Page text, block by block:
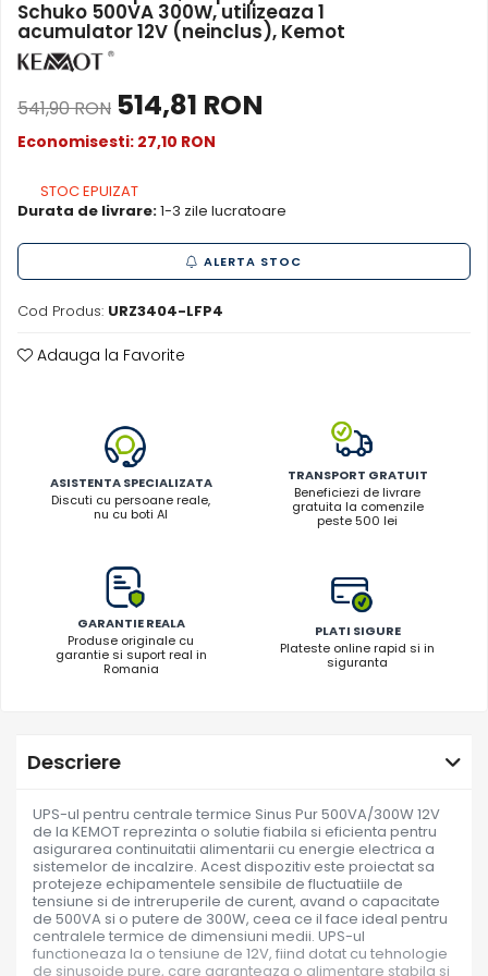
Acumulatori de stocare
Componente sisteme de balcon
Schuko 500VA 300W, utilizeaza 1
acumulator 12V (neinclus), Kemot
541,90 RON 514,81 RON
Economisesti: 27,10 RON
STOC EPUIZAT
Durata de livrare:1-3 zile lucratoare
ALERTA STOC
Cod Produs: URZ3404-LFP4
Adauga la Favorite
ASISTENTA SPECIALIZATA
Discuti cu persoane reale,
nu cu boti AI
TRANSPORT GRATUIT
Beneficiezi de livrare
gratuita la comenzile
peste 500 lei
GARANTIE REALA
Produse originale cu
garantie si suport real in
Romania
PLATI SIGURE
Plateste online rapid si in
siguranta
Descriere
UPS-ul pentru centrale termice Sinus Pur 500VA/300W 12V
de la KEMOT reprezinta o solutie fiabila si eficienta pentru
asigurarea continuitatii alimentarii cu energie electrica a
sistemelor de incalzire. Acest dispozitiv este proiectat sa
protejeze echipamentele sensibile de fluctuatiile de
tensiune si de intreruperile de curent, avand o capacitate
de 500VA si o putere de 300W, ceea ce il face ideal pentru
centralele termice de dimensiuni medii. UPS-ul
functioneaza la o tensiune de 12V, fiind dotat cu tehnologie
de sinusoide pure, care garanteaza o alimentare stabila si